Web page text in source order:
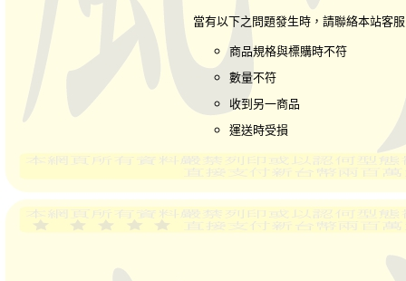
當有以下之問題發生時，請聯絡本站客
商品規格與標購時不符
數量不符
收到另一商品
運送時受損